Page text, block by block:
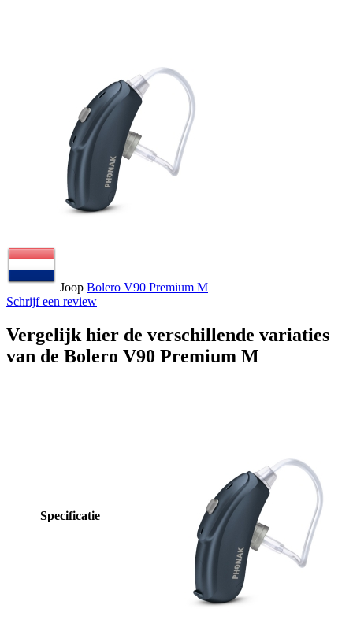
Joop Bolero V90 Premium M
Schrijf een review
Vergelijk hier de verschillende variaties
van de Bolero V90 Premium M
Specificatie